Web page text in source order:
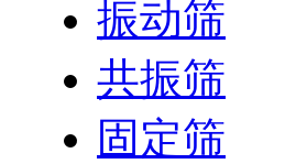
振动筛
共振筛
固定筛